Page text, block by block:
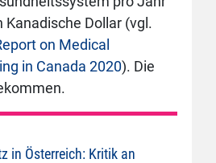
Kanadische Dollar (vgl.
on Medical
in Canada 2020). Die
in Österreich: Kritik an